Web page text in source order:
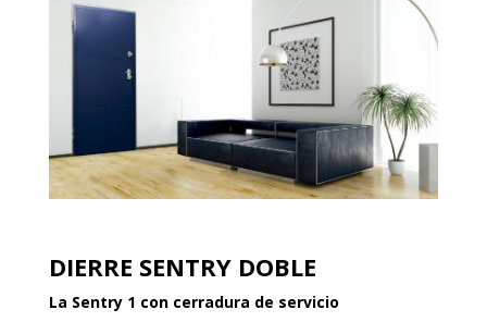
DIERRE SENTRY DOBLE
La Sentry 1 con cerradura de servicio